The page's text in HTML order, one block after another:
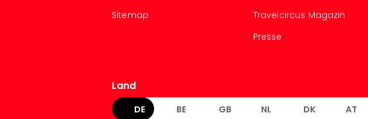
Sitemap
Travelcircus Magazin
Presse
Land
DE BE GB NL DK AT